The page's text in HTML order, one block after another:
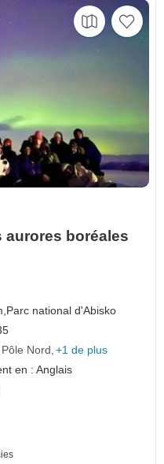
aurores boréales
Parc national d'Abisko
Nord +1 de plus
en : Anglais